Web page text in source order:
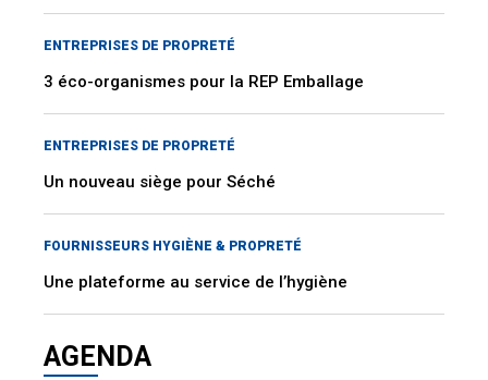
ENTREPRISES DE PROPRETÉ
3 éco-organismes pour la REP Emballage
ENTREPRISES DE PROPRETÉ
Un nouveau siège pour Séché
FOURNISSEURS HYGIÈNE & PROPRETÉ
Une plateforme au service de l’hygiène
AGENDA